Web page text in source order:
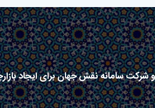
سامانه نقش جهان برای ایجاد